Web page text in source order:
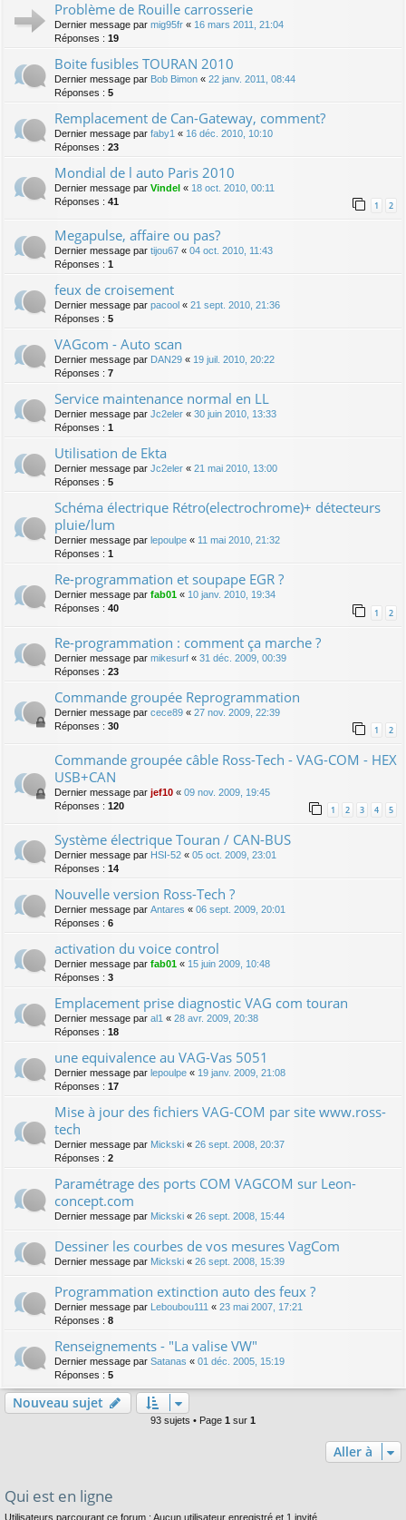
Problème de Rouille carrosserie
Dernier message par mig95fr « 16 mars 2011, 21:04
Réponses : 19
Boite fusibles TOURAN 2010
Dernier message par Bob Bimon « 22 janv. 2011, 08:44
Réponses : 5
Remplacement de Can-Gateway, comment?
Dernier message par faby1 « 16 déc. 2010, 10:10
Réponses : 23
Mondial de l auto Paris 2010
Dernier message par Vindel « 18 oct. 2010, 00:11
Réponses : 41 1 2
Megapulse, affaire ou pas?
Dernier message par tijou67 « 04 oct. 2010, 11:43
Réponses : 1
feux de croisement
Dernier message par pacool « 21 sept. 2010, 21:36
Réponses : 5
VAGcom - Auto scan
Dernier message par DAN29 « 19 juil. 2010, 20:22
Réponses : 7
Service maintenance normal en LL
Dernier message par Jc2eler « 30 juin 2010, 13:33
Réponses : 1
Utilisation de Ekta
Dernier message par Jc2eler « 21 mai 2010, 13:00
Réponses : 5
Schéma électrique Rétro(electrochrome)+ détecteurs
pluie/lum
Dernier message par lepoulpe « 11 mai 2010, 21:32
Réponses : 1
Re-programmation et soupape EGR ?
Dernier message par fab01 « 10 janv. 2010, 19:34
Réponses : 40 1 2
Re-programmation : comment ça marche ?
Dernier message par mikesurf « 31 déc. 2009, 00:39
Réponses : 23
Commande groupée Reprogrammation
Dernier message par cece89 « 27 nov. 2009, 22:39
Réponses : 30 1 2
Commande groupée câble Ross-Tech - VAG-COM - HEX
USB+CAN
Dernier message par jef10 « 09 nov. 2009, 19:45
Réponses : 120 1 2 3 4 5
Système électrique Touran / CAN-BUS
Dernier message par HSI-52 « 05 oct. 2009, 23:01
Réponses : 14
Nouvelle version Ross-Tech ?
Dernier message par Antares « 06 sept. 2009, 20:01
Réponses : 6
activation du voice control
Dernier message par fab01 « 15 juin 2009, 10:48
Réponses : 3
Emplacement prise diagnostic VAG com touran
Dernier message par al1 « 28 avr. 2009, 20:38
Réponses : 18
une equivalence au VAG-Vas 5051
Dernier message par lepoulpe « 19 janv. 2009, 21:08
Réponses : 17
Mise à jour des fichiers VAG-COM par site www.ross-
tech
Dernier message par Mickski « 26 sept. 2008, 20:37
Réponses : 2
Paramétrage des ports COM VAGCOM sur Leon-
concept.com
Dernier message par Mickski « 26 sept. 2008, 15:44
Dessiner les courbes de vos mesures VagCom
Dernier message par Mickski « 26 sept. 2008, 15:39
Programmation extinction auto des feux ?
Dernier message par Leboubou111 « 23 mai 2007, 17:21
Réponses : 8
Renseignements - "La valise VW"
Dernier message par Satanas « 01 déc. 2005, 15:19
Réponses : 5
Nouveau sujet
93 sujets • Page 1 sur 1
Aller à
Qui est en ligne
Utilisateurs parcourant ce forum : Aucun utilisateur enregistré et 1 invité